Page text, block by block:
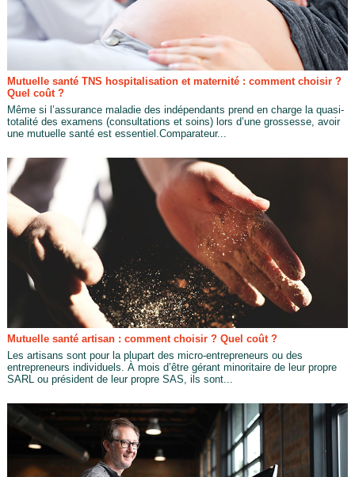
Mutuelle santé TNS hospitalisation et maternité : comment choisir ?
Quel coût ?
Même si l’assurance maladie des indépendants prend en charge la quasi-
totalité des examens (consultations et soins) lors d’une grossesse, avoir
une mutuelle santé est essentiel.Comparateur...
Mutuelle santé artisan : comment choisir ? Quel coût ?
Les artisans sont pour la plupart des micro-entrepreneurs ou des
entrepreneurs individuels. À mois d’être gérant minoritaire de leur propre
SARL ou président de leur propre SAS, ils sont...